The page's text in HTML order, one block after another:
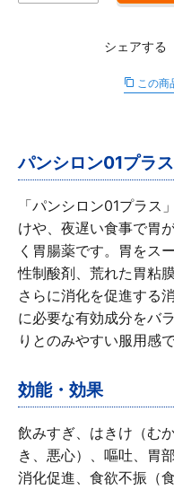
美容・スキンケア
その他
お悩み・用途から探す
ブランドから探す
ポイントを貯める
ジャーナル (美容情報・健康情報
スタッフのお気に入り
ご案内
ご利用環境
サイトマップ
シェアする
この商
パンシロン01プラ
「パンシロン01プラス
けや、夜遅い食事で胃
く胃腸薬です。胃をス
性制酸剤、荒れた胃粘
さらに消化を促進する
に必要な有効成分をバ
りとのみやすい服用感で
効能・効果
飲みすぎ、はきけ（む
き、悪心）、嘔吐、胃
消化促進、食欲不振（